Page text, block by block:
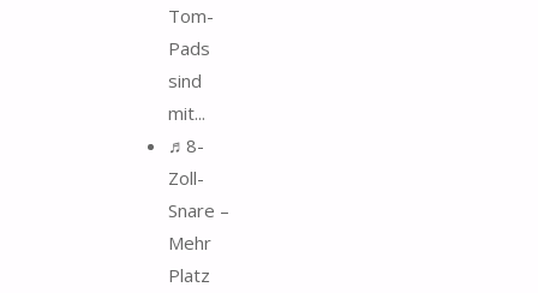
Tom-
Pads
sind
mit...
♬8-
Zoll-
Snare –
Mehr
Platz